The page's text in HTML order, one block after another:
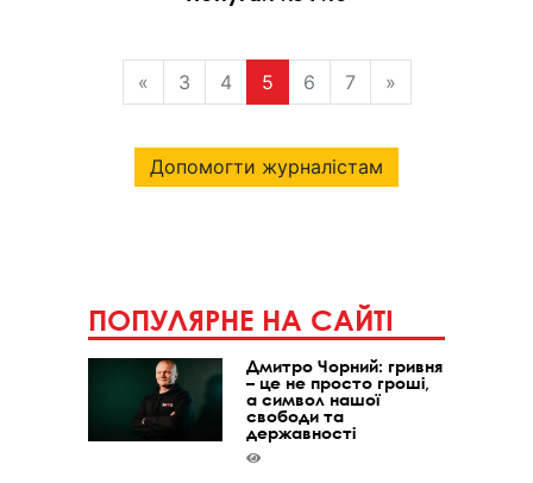
« 3 4 5 6 7 »
Допомогти журналістам
ПОПУЛЯРНЕ НА САЙТІ
Дмитро Чорний: гривня
– це не просто гроші,
а символ нашої
свободи та
державності